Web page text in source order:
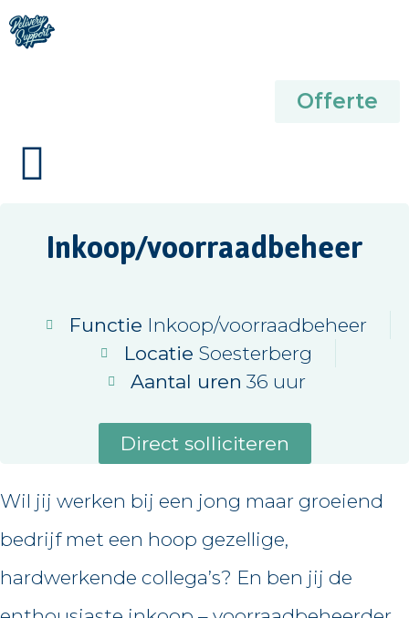
Offerte
Inkoop/voorraadbeheer
Functie Inkoop/voorraadbeheer
Locatie Soesterberg
Aantal uren 36 uur
Direct solliciteren
Wil jij werken bij een jong maar groeiend
bedrijf met een hoop gezellige,
hardwerkende collega’s? En ben jij de